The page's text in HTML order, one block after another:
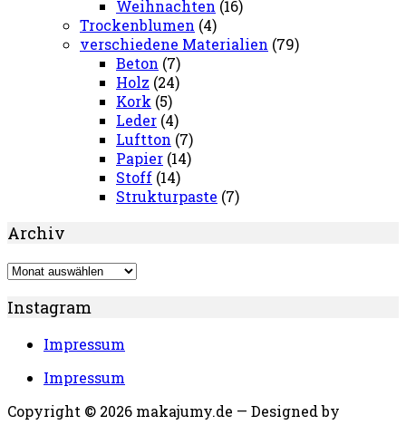
Weihnachten (16)
Trockenblumen (4)
verschiedene Materialien (79)
Beton (7)
Holz (24)
Kork (5)
Leder (4)
Luftton (7)
Papier (14)
Stoff (14)
Strukturpaste (7)
Archiv
Archiv
Instagram
Impressum
Impressum
Copyright © 2026 makajumy.de — Designed by